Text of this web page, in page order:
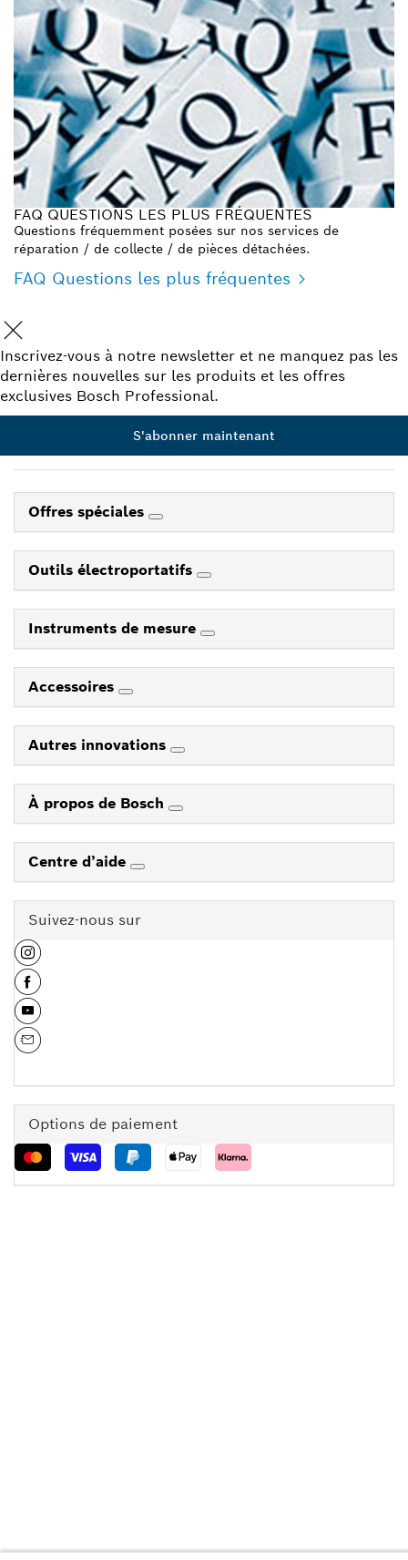
FAQ QUESTIONS LES PLUS FRÉQUENTES
Questions fréquemment posées sur nos services de
réparation / de collecte / de pièces détachées.
FAQ Questions les plus fréquentes
Inscrivez-vous à notre newsletter et ne manquez pas les
dernières nouvelles sur les produits et les offres
exclusives Bosch Professional.
S'abonner maintenant
Offres spéciales
Outils électroportatifs
Instruments de mesure
Accessoires
Autres innovations
À propos de Bosch
Centre d’aide
Suivez-nous sur
Options de paiement